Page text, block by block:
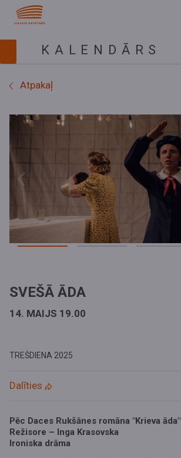
KALENDĀRS
Atpakaļ
Previous
SVEŠĀ ĀDA
14. MAIJS 19.00
TREŠDIENA 2025
Dalīties
Pēc Daces Rukšānes romāna "Krieva āda"
Režisore – Inga Krasovska
Ironiska drāma